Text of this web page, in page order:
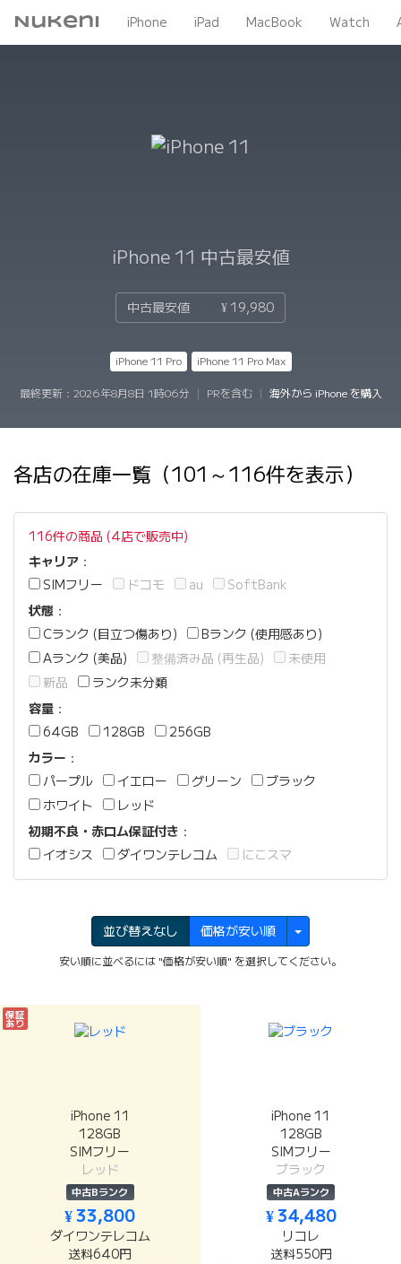
Nukeni iPhone iPad MacBook Watch
iPhone 11 中古最安値
中古最安値 ¥ 19,980
iPhone 11 Pro iPhone 11 Pro Max
最終更新： 2026年8月8日 1時06分 PRを含む 海外から iPhone を購入
各店の在庫一覧（101～116件を表示）
116件の商品 (4店で販売中)
キャリア ：
SIMフリー
ドコモ au
SoftBank
状態 ：
Cランク (目立つ傷あり)
Bランク (使用感あり)
Aランク (美品)
整備済み品 (再生品)
未使用
新品
ランク未分類
容量 ：
64GB
128GB
256GB
カラー ：
パープル
イエロー グリーン
ブラック
ホワイト
レッド
初期不良・赤ロム保証付き ：
イオシス
ダイワンテレコム にこスマ
並び替えなし 価格が安い順
安い順に並べるには "価格が安い順" を選択してください。
保証
あり
iPhone 11
128GB
SIMフリー
レッド
中古Bランク
¥ 33,800
ダイワンテレコム
送料640円
iPhone 11
128GB
SIMフリー
ブラック
中古Aランク
¥ 34,480
リコレ
送料550円